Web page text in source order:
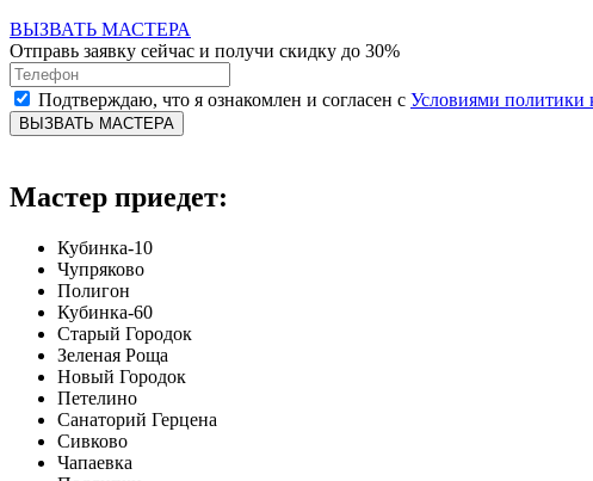
ВЫЗВАТЬ МАСТЕРА
Отправь заявку сейчас и получи скидку до 30%
Подтверждаю, что я ознакомлен и согласен с Условиями политики
ВЫЗВАТЬ МАСТЕРА
Мастер приедет:
Кубинка-10
Чупряково
Полигон
Кубинка-60
Старый Городок
Зеленая Роща
Новый Городок
Петелино
Санаторий Герцена
Сивково
Чапаевка